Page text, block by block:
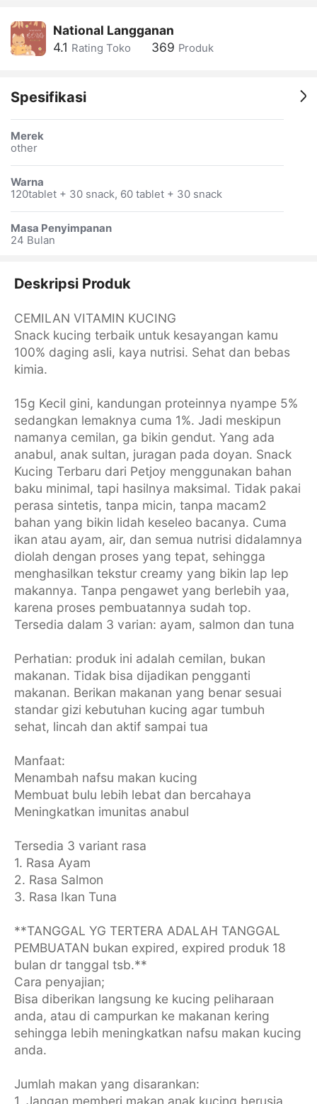
National Langganan
4.1 Rating Toko 369 Produk
Spesifikasi
Merek
other
Warna
120tablet + 30 snack, 60 tablet + 30 snack
Masa Penyimpanan
24 Bulan
Deskripsi Produk
CEMILAN VITAMIN KUCING
Snack kucing terbaik untuk kesayangan kamu
100% daging asli, kaya nutrisi. Sehat dan bebas
kimia.
15g Kecil gini, kandungan proteinnya nyampe 5%
sedangkan lemaknya cuma 1%. Jadi meskipun
namanya cemilan, ga bikin gendut. Yang ada
anabul, anak sultan, juragan pada doyan. Snack
Kucing Terbaru dari Petjoy menggunakan bahan
baku minimal, tapi hasilnya maksimal. Tidak pakai
perasa sintetis, tanpa micin, tanpa macam2
bahan yang bikin lidah keseleo bacanya. Cuma
ikan atau ayam, air, dan semua nutrisi didalamnya
diolah dengan proses yang tepat, sehingga
menghasilkan tekstur creamy yang bikin lap lep
makannya. Tanpa pengawet yang berlebih yaa,
karena proses pembuatannya sudah top.
Tersedia dalam 3 varian: ayam, salmon dan tuna
Perhatian: produk ini adalah cemilan, bukan
makanan. Tidak bisa dijadikan pengganti
makanan. Berikan makanan yang benar sesuai
standar gizi kebutuhan kucing agar tumbuh
sehat, lincah dan aktif sampai tua
Manfaat:
Menambah nafsu makan kucing
Membuat bulu lebih lebat dan bercahaya
Meningkatkan imunitas anabul
Tersedia 3 variant rasa
1. Rasa Ayam
2. Rasa Salmon
3. Rasa Ikan Tuna
**TANGGAL YG TERTERA ADALAH TANGGAL
PEMBUATAN bukan expired, expired produk 18
bulan dr tanggal tsb.**
Cara penyajian;
Bisa diberikan langsung ke kucing peliharaan
anda, atau di campurkan ke makanan kering
sehingga lebih meningkatkan nafsu makan kucing
anda.
Jumlah makan yang disarankan:
1. Jangan memberi makan anak kucing berusia